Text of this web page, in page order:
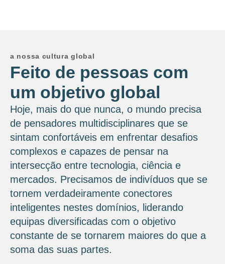
a nossa cultura global
Feito de pessoas com
um objetivo global
Hoje, mais do que nunca, o mundo precisa
de pensadores multidisciplinares que se
sintam confortáveis ​​em enfrentar desafios
complexos e capazes de pensar na
intersecção entre tecnologia, ciência e
mercados. Precisamos de indivíduos que se
tornem verdadeiramente conectores
inteligentes nestes domínios, liderando
equipas diversificadas com o objetivo
constante de se tornarem maiores do que a
soma das suas partes.